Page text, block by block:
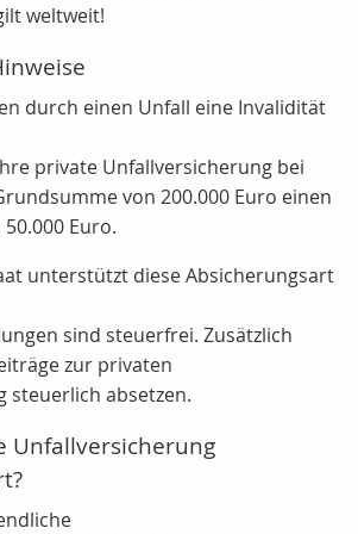
weltweit!
durch einen Unfall eine Invalidität
private Unfallversicherung bei
von 200.000 Euro einen
Euro.
unterstützt diese Absicherungsart
sind steuerfrei. Zusätzlich
zur privaten
steuerlich absetzen.
Unfallversicherung